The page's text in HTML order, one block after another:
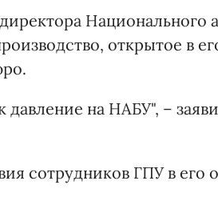
Национального
открытое в
давление на НАБУ", –
сотрудников ГПУ в его